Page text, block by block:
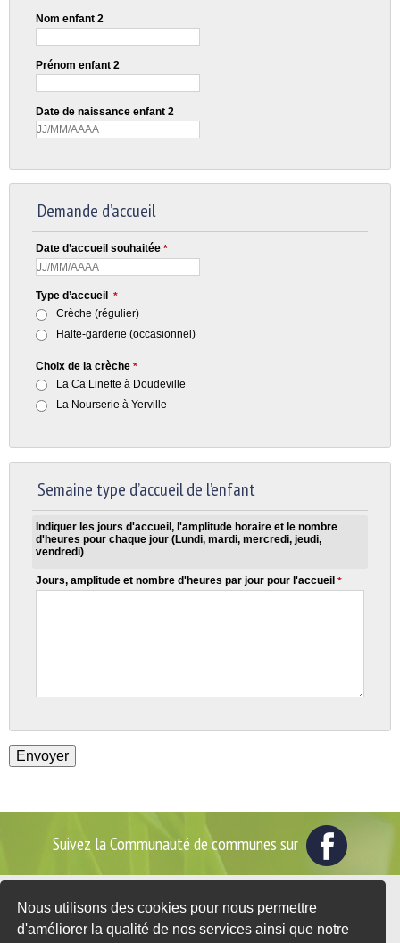
Nous utilisons des cookies pour nous permettre
d'améliorer la qualité de nos services ainsi que notre
Nom enfant 2
Prénom enfant 2
Date de naissance enfant 2
Demande d’accueil
Date d’accueil souhaitée *
Type d’accueil *
Crèche (régulier)
Halte-garderie (occasionnel)
Choix de la crèche *
La Ca’Linette à Doudeville
La Nourserie à Yerville
Semaine type d’accueil de l’enfant
Indiquer les jours d'accueil, l'amplitude horaire et le nombre
d'heures pour chaque jour (Lundi, mardi, mercredi, jeudi,
vendredi)
Jours, amplitude et nombre d'heures par jour pour l'accueil *
Suivez la Communauté de communes sur
2 place du Général de Gaulle - BP35
76560 DOUDEVILLE